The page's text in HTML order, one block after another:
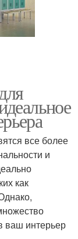
все более
и
как
ваш интерьер